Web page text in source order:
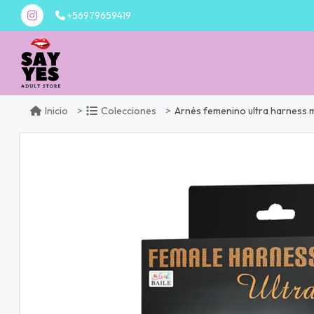
+56979659419
Inicio Colecciones Arnés femenino ultra harness